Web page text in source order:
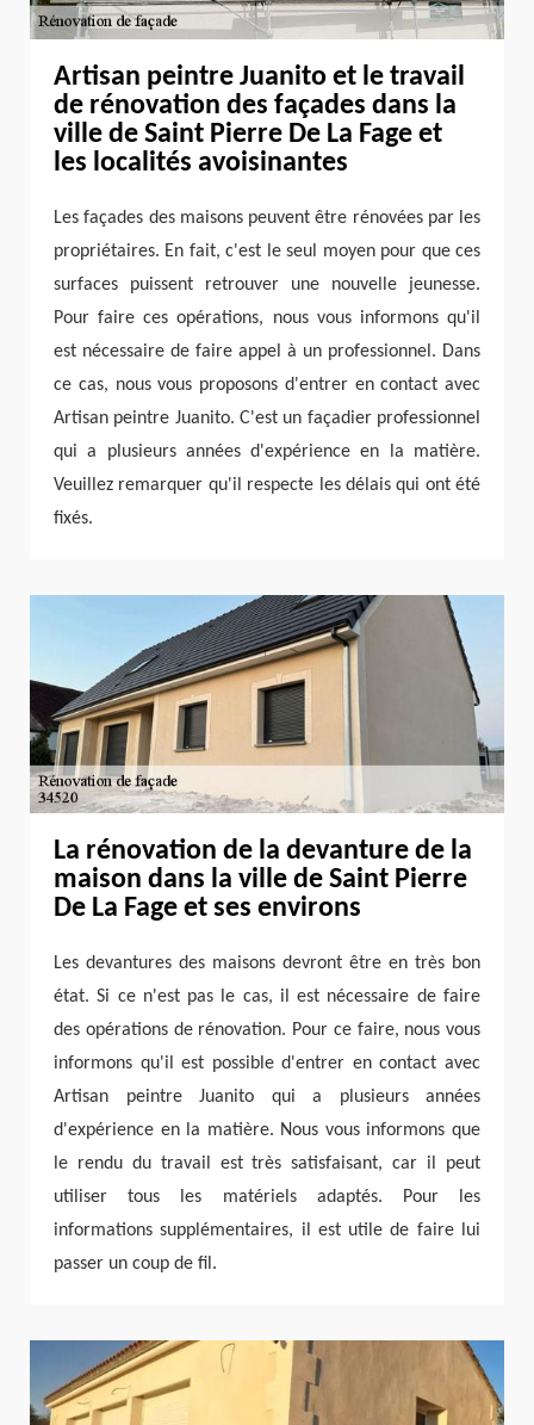
Artisan peintre Juanito et le travail
de rénovation des façades dans la
ville de Saint Pierre De La Fage et
les localités avoisinantes
Les façades des maisons peuvent être rénovées par les
propriétaires. En fait, c'est le seul moyen pour que ces
surfaces puissent retrouver une nouvelle jeunesse.
Pour faire ces opérations, nous vous informons qu'il
est nécessaire de faire appel à un professionnel. Dans
ce cas, nous vous proposons d'entrer en contact avec
Artisan peintre Juanito. C'est un façadier professionnel
qui a plusieurs années d'expérience en la matière.
Veuillez remarquer qu'il respecte les délais qui ont été
fixés.
La rénovation de la devanture de la
maison dans la ville de Saint Pierre
De La Fage et ses environs
Les devantures des maisons devront être en très bon
état. Si ce n'est pas le cas, il est nécessaire de faire
des opérations de rénovation. Pour ce faire, nous vous
informons qu'il est possible d'entrer en contact avec
Artisan peintre Juanito qui a plusieurs années
d'expérience en la matière. Nous vous informons que
le rendu du travail est très satisfaisant, car il peut
utiliser tous les matériels adaptés. Pour les
informations supplémentaires, il est utile de faire lui
passer un coup de fil.